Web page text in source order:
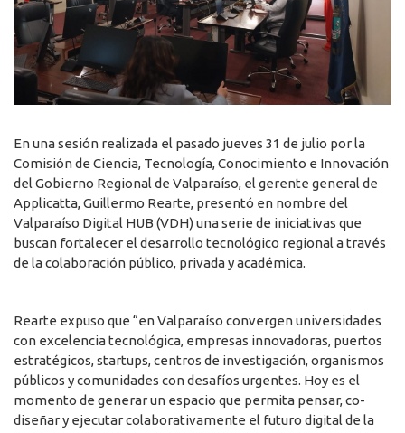
En una sesión realizada el pasado jueves 31 de julio por la
Comisión de Ciencia, Tecnología, Conocimiento e Innovación
del Gobierno Regional de Valparaíso, el gerente general de
Applicatta, Guillermo Rearte, presentó en nombre del
Valparaíso Digital HUB (VDH) una serie de iniciativas que
buscan fortalecer el desarrollo tecnológico regional a través
de la colaboración público, privada y académica.
Rearte expuso que “en Valparaíso convergen universidades
con excelencia tecnológica, empresas innovadoras, puertos
estratégicos, startups, centros de investigación, organismos
públicos y comunidades con desafíos urgentes. Hoy es el
momento de generar un espacio que permita pensar, co-
diseñar y ejecutar colaborativamente el futuro digital de la